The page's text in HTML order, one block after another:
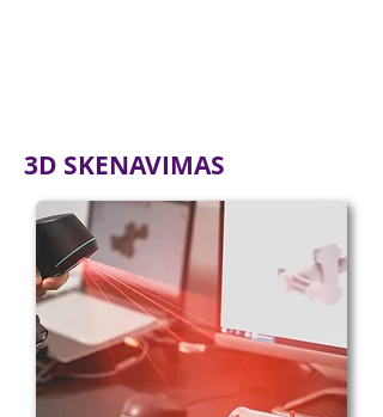
3D SKENAVIMAS